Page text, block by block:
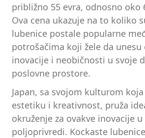
približno 55 evra, odnosno oko
Ova cena ukazuje na to koliko
lubenice postale popularne
potrošačima koji žele da unesu
inovacije i neobičnosti u svoje
poslovne prostore.
Japan, sa svojom kulturom koja
estetiku i kreativnost, pruža
okruženje za ovakve inovacije u
poljoprivredi. Kockaste